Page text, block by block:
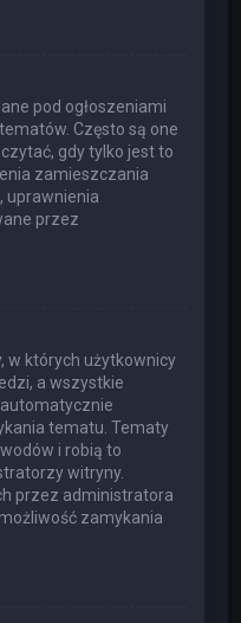
pod ogłoszeniami
Często są one
gdy tylko jest to
zamieszczania
uprawnienia
przez
w których użytkownicy
a wszystkie
tematu. Tematy
i robią to
witryny.
przez administratora
zamykania